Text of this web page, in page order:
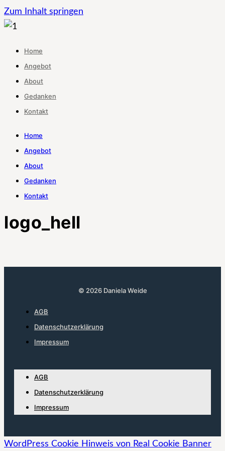
Zum Inhalt springen
Home
Angebot
About
Gedanken
Kontakt
Home
Angebot
About
Gedanken
Kontakt
logo_hell
© 2026 Daniela Weide
AGB
Datenschutzerklärung
Impressum
AGB
Datenschutzerklärung
Impressum
WordPress Cookie Hinweis von Real Cookie Banner